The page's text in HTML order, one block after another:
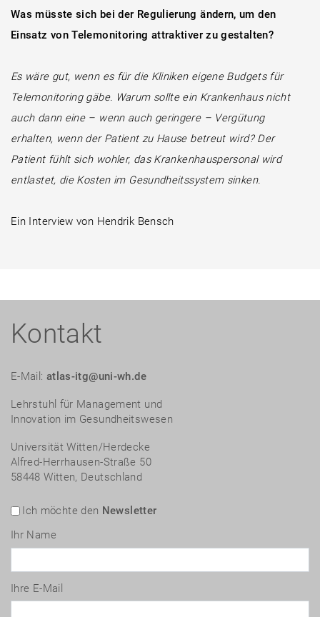
Was müsste sich bei der Regulierung ändern, um den
Einsatz von Telemonitoring attraktiver zu gestalten?
Es wäre gut, wenn es für die Kliniken eigene Budgets für
Telemonitoring gäbe. Warum sollte ein Krankenhaus nicht
auch dann eine – wenn auch geringere – Vergütung
erhalten, wenn der Patient zu Hause betreut wird? Der
Patient fühlt sich wohler, das Krankenhauspersonal wird
entlastet, die Kosten im Gesundheitssystem sinken.
Ein Interview von Hendrik Bensch
Kontakt
E-Mail: atlas-itg@uni-wh.de
Lehrstuhl für Management und
Innovation im Gesundheitswesen
Universität Witten/Herdecke
Alfred-Herrhausen-Straße 50
58448 Witten, Deutschland
Ich möchte den Newsletter
Ihr Name
Ihre E-Mail